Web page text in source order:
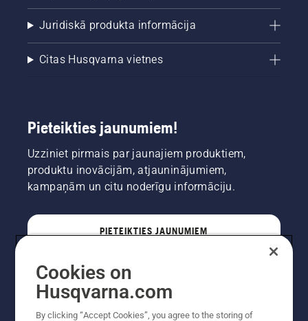
Juridiskā produkta informācija
Citas Husqvarna vietnes
Pieteikties jaunumiem!
Uzziniet pirmais par jaunajiem produktiem,
produktu inovācijām, atjauninājumiem,
kampaņām un citu noderīgu informāciju.
PIETEIKTIES JAUNUMIEM
Cookies on
Husqvarna.com
By clicking “Accept Cookies”, you agree to the storing of